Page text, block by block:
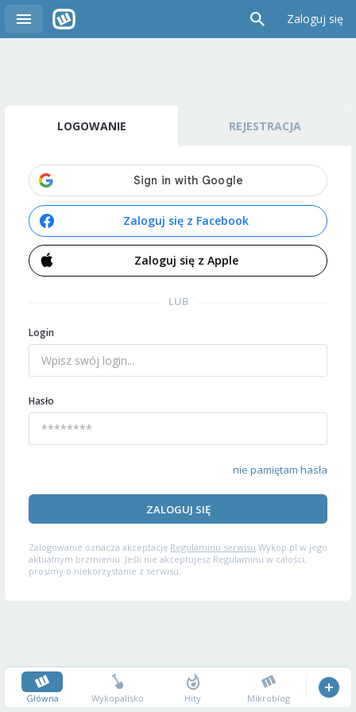
Zaloguj się
LOGOWANIE REJESTRACJA
Zaloguj się z Facebook
Zaloguj się z Apple
LUB
Login
Hasło
nie pamiętam hasła
ZALOGUJ SIĘ
Zalogowanie oznacza akceptację Regulaminu serwisu Wykop.pl w jego
aktualnym brzmieniu. Jeśli nie akceptujesz Regulaminu w całości,
prosimy o niekorzystanie z serwisu.
Główna Wykopalisko Hity Mikroblog